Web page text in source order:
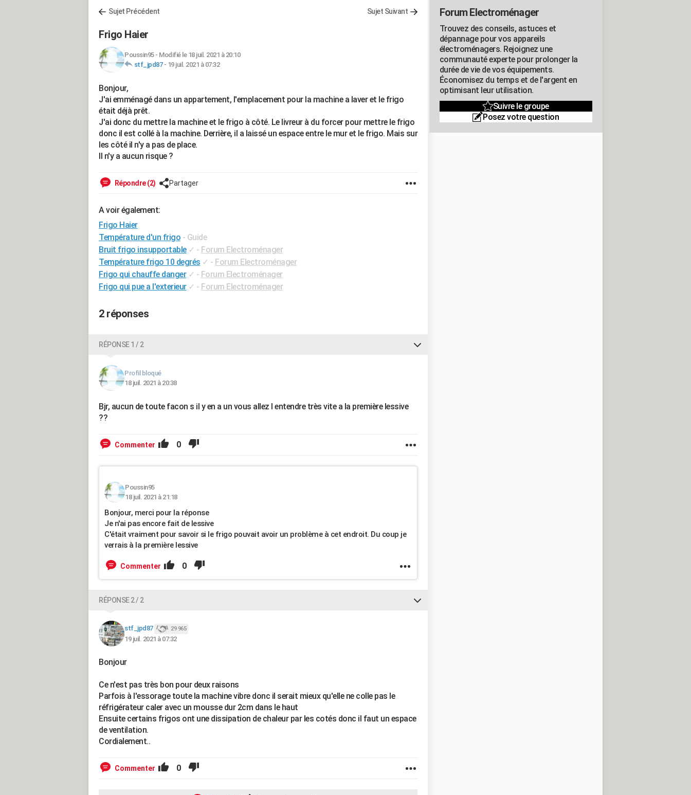
Sujet Précédent Sujet Suivant
Frigo Haier
Poussin95- Modifié le 18 juil. 2021 à 20:10
stf_jpd87- 19 juil. 2021 à 07:32
Bonjour,
J'ai emménagé dans un appartement, l'emplacement pour la machine a laver et le frigo
était déjà prêt.
J'ai donc du mettre la machine et le frigo à côté. Le livreur à du forcer pour mettre le frigo
donc il est collé à la machine. Derrière, il a laissé un espace entre le mur et le frigo. Mais sur
les côté il n'y a pas de place.
Il n'y a aucun risque ?
Répondre (2) Partager
A voir également:
Frigo Haier
Température d'un frigo - Guide
Bruit frigo insupportable ✓ - Forum Electroménager
Température frigo 10 degrés ✓ - Forum Electroménager
Frigo qui chauffe danger ✓ - Forum Electroménager
Frigo qui pue a l'exterieur ✓ - Forum Electroménager
2 réponses
RÉPONSE 1 / 2
Profil bloqué
18 juil. 2021 à 20:38
Bjr, aucun de toute facon s il y en a un vous allez l entendre très vite a la première lessive
??
Commenter 0
Poussin95
18 juil. 2021 à 21:18
Bonjour, merci pour la réponse
Je n'ai pas encore fait de lessive
C'était vraiment pour savoir si le frigo pouvait avoir un problème à cet endroit. Du coup je
verrais à la première lessive
Commenter 0
RÉPONSE 2 / 2
stf_jpd87 29 965
19 juil. 2021 à 07:32
Bonjour
Ce n'est pas très bon pour deux raisons
Parfois à l'essorage toute la machine vibre donc il serait mieux qu'elle ne colle pas le
réfrigérateur caler avec un mousse dur 2cm dans le haut
Ensuite certains frigos ont une dissipation de chaleur par les cotés donc il faut un espace
de ventilation.
Cordialement..
Commenter 0
Forum Electroménager
Trouvez des conseils, astuces et
dépannage pour vos appareils
électroménagers. Rejoignez une
communauté experte pour prolonger la
durée de vie de vos équipements.
Économisez du temps et de l'argent en
optimisant leur utilisation.
Suivre le groupe
Posez votre question